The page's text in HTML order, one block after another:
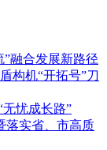
”融合发展新路径
构机“开拓号”刀
忧成长路”
落实省、市高质